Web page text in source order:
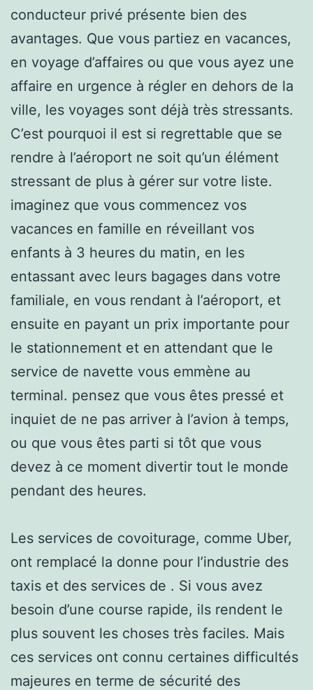
conducteur privé présente bien des
avantages. Que vous partiez en vacances,
en voyage d’affaires ou que vous ayez une
affaire en urgence à régler en dehors de la
ville, les voyages sont déjà très stressants.
C’est pourquoi il est si regrettable que se
rendre à l’aéroport ne soit qu’un élément
stressant de plus à gérer sur votre liste.
imaginez que vous commencez vos
vacances en famille en réveillant vos
enfants à 3 heures du matin, en les
entassant avec leurs bagages dans votre
familiale, en vous rendant à l’aéroport, et
ensuite en payant un prix importante pour
le stationnement et en attendant que le
service de navette vous emmène au
terminal. pensez que vous êtes pressé et
inquiet de ne pas arriver à l’avion à temps,
ou que vous êtes parti si tôt que vous
devez à ce moment divertir tout le monde
pendant des heures.
Les services de covoiturage, comme Uber,
ont remplacé la donne pour l’industrie des
taxis et des services de . Si vous avez
besoin d’une course rapide, ils rendent le
plus souvent les choses très faciles. Mais
ces services ont connu certaines difficultés
majeures en terme de sécurité des